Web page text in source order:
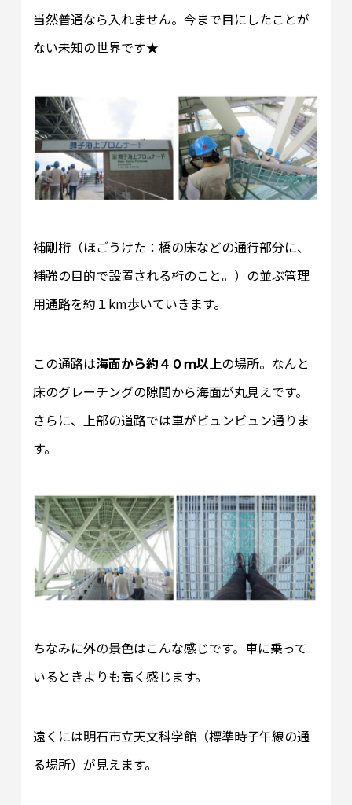
当然普通なら入れません。今まで目にしたことが
ない未知の世界です★
補剛桁（ほごうけた：橋の床などの通行部分に、
補強の目的で設置される桁のこと。）の並ぶ管理
用通路を約１km歩いていきます。
この通路は海面から約４０ｍ以上の場所。なんと
床のグレーチングの隙間から海面が丸見えです。
さらに、上部の道路では車がビュンビュン通りま
す。
ちなみに外の景色はこんな感じです。車に乗って
いるときよりも高く感じます。
遠くには明石市立天文科学館（標準時子午線の通
る場所）が見えます。